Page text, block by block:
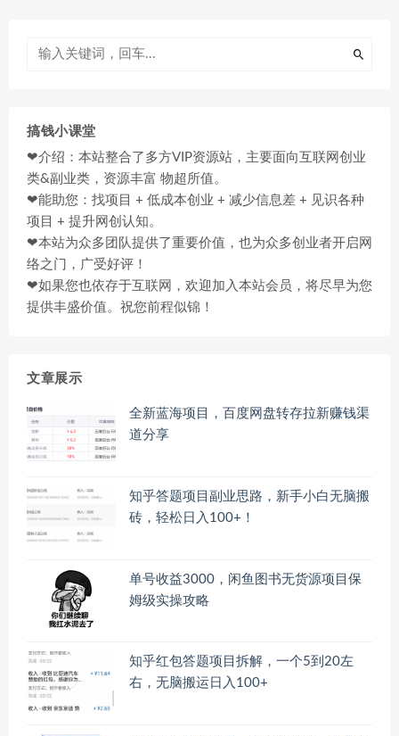
搞钱小课堂
❤介绍：本站整合了多方VIP资源站，主要面向互联网创业
类&副业类，资源丰富 物超所值。
❤能助您：找项目 + 低成本创业 + 减少信息差 + 见识各种
项目 + 提升网创认知。
❤本站为众多团队提供了重要价值，也为众多创业者开启网
络之门，广受好评！
❤如果您也依存于互联网，欢迎加入本站会员，将尽早为您
提供丰盛价值。祝您前程似锦！
文章展示
全新蓝海项目，百度网盘转存拉新赚钱渠
道分享
知乎答题项目副业思路，新手小白无脑搬
砖，轻松日入100+！
单号收益3000，闲鱼图书无货源项目保
姆级实操攻略
知乎红包答题项目拆解，一个5到20左
右，无脑搬运日入100+